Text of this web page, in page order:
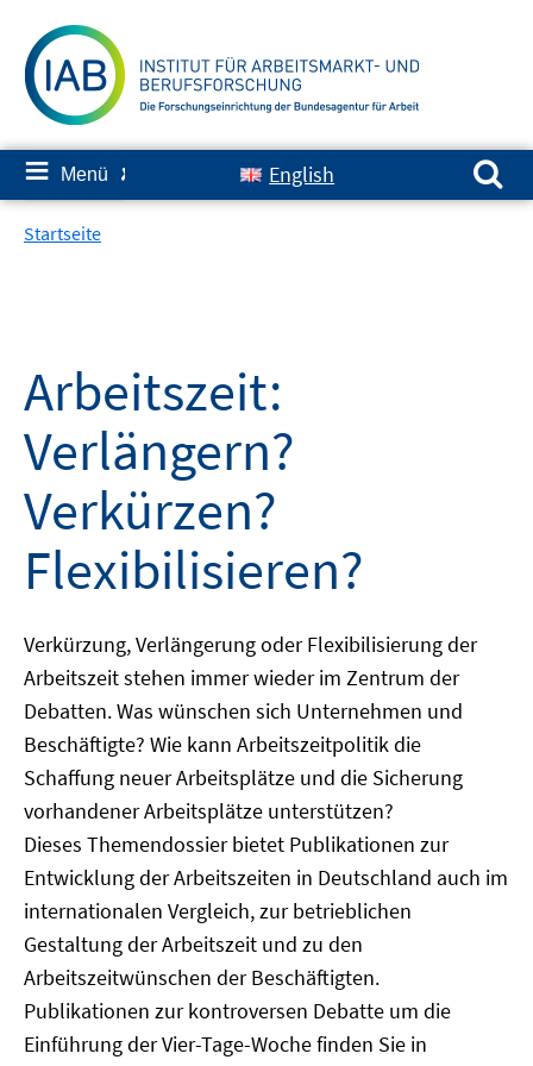
zum
Inhalt
≡ Menü ✘ English
Suchen nach:
Startseite
Arbeitszeit:
Verlängern?
Verkürzen?
Flexibilisieren?
Verkürzung, Verlängerung oder Flexibilisierung der
Arbeitszeit stehen immer wieder im Zentrum der
Debatten. Was wünschen sich Unternehmen und
Beschäftigte? Wie kann Arbeitszeitpolitik die
Schaffung neuer Arbeitsplätze und die Sicherung
vorhandener Arbeitsplätze unterstützen?
Dieses Themendossier bietet Publikationen zur
Entwicklung der Arbeitszeiten in Deutschland auch im
internationalen Vergleich, zur betrieblichen
Gestaltung der Arbeitszeit und zu den
Arbeitszeitwünschen der Beschäftigten.
Publikationen zur kontroversen Debatte um die
Einführung der Vier-Tage-Woche finden Sie in